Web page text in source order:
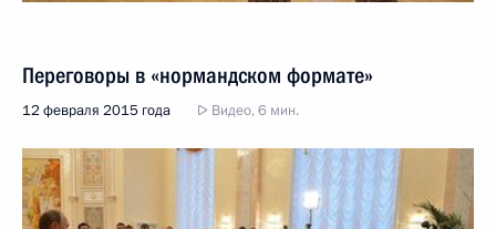
Переговоры в «нормандском формате»
12 февраля 2015 года Видео, 6 мин.